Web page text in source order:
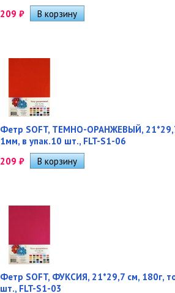
209 ₽
Фетр SOFT, ТЕМНО-ОРАНЖЕВЫЙ,
1мм, в упак.10 шт., FLT-S1-06
209 ₽
Фетр SOFT, ФУКСИЯ, 21*29,7 см, 180г,
шт., FLT-S1-03